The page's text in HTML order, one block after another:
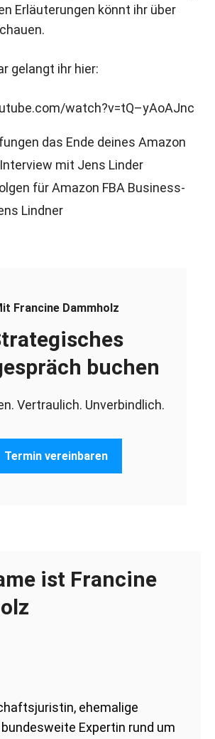
Erläuterungen könnt ihr über
gelangt ihr hier:
watch?v=tQ–yAoAJnc
das Ende deines Amazon
mit Jens Linder
für Amazon FBA Business-
Lindner
Francine Dammholz
buchen
Vertraulich. Unverbindlich.
Termin vereinbaren
ist Francine
ehemalige
Expertin rund um